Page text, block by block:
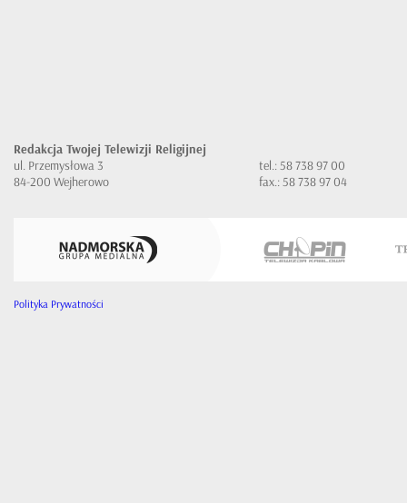
Redakcja Twojej Telewizji Religijnej
ul. Przemysłowa 3
84-200 Wejherowo
tel.: 58 738 97 00
fax.: 58 738 97 04
Polityka Prywatności